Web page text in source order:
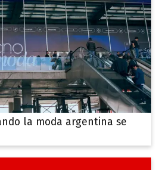
la moda argentina se